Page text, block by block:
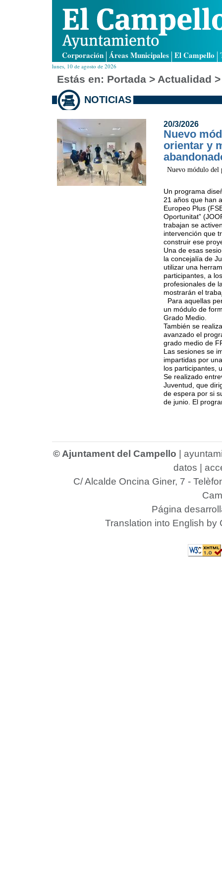
Corporación Áreas Municipales El Campello
lunes, 10 de agosto de 2026
Estás en: Portada > Actualidad
NOTICIAS
20/3/2026
Nuevo
orientar y
Nuevo módulo del
Un programa
21 años que han
Europeo Plus
Oportunitat”
trabajan se
intervención que
construir ese
Una de esas
la concejalía de
utilizar una
participantes, a
profesionales de
mostrarán el
Para aquellas
un módulo de
Grado Medio.
También se
avanzado el
grado medio de
Las sesiones se
impartidas por
los participantes,
Se realizado
Juventud, que
de espera por si
de junio. El
© Ajuntament del Campello
datos
C/ Alcalde Oncina Giner, 7 -
Página
Translation into English by